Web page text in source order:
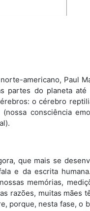
americano, Paul
partes do planeta até
o cérebro
consciência
que mais se
e da escrita
memórias,
razões, muitas mães
porque, nesta fase, o